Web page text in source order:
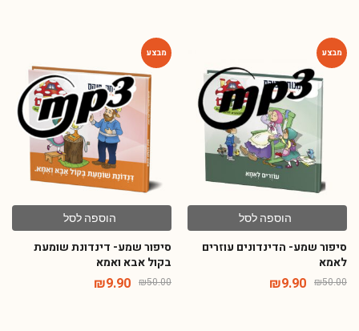
הוספה לסל
סיפור שמע- הדינדונים עוזרים
לאמא
₪50.00
₪9.90
הוספה לסל
סיפור שמע- דינדונת שומעת
בקול אבא ואמא
₪50.00
₪9.90